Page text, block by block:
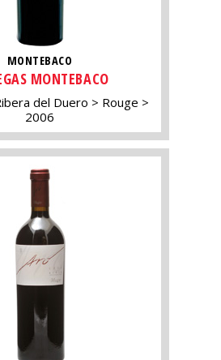
MONTEBACO
MONTEBACO
del Duero
Rouge
2006